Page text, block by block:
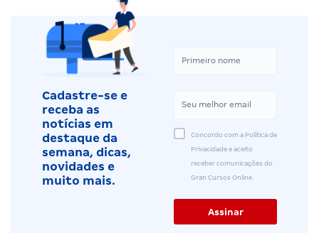
Cadastre-se e
receba as
notícias em
destaque da
semana, dicas,
novidades e
muito mais.
Concordo com a Política de
Privacidade e aceito
receber comunicações do
Gran Cursos Online.